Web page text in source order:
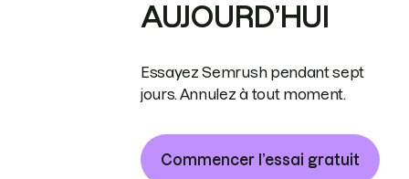
AUJOURD’HUI
Essayez Semrush pendant sept
jours. Annulez à tout moment.
Commencer l’essai gratuit